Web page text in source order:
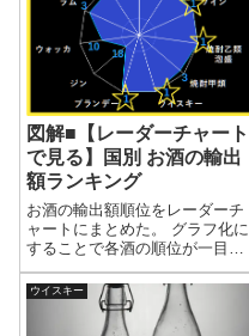
図解■【レーダーチャート
で見る】国別 お酒の輸出
額ランキング
お酒の輸出額順位をレーダーチ
ャートにまとめた。 グラフ化に
することで各酒の順位が一目で
わかる。 金額順位表も掲載。
ウイスキー